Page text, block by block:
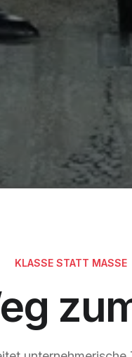
KLASSE STATT MASSE